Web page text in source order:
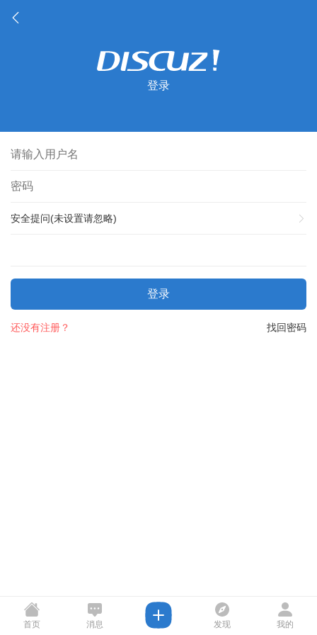
登录
安全提问(未设置请忽略)
登录
找回密码
还没有注册？
首页 消息 发现 我的